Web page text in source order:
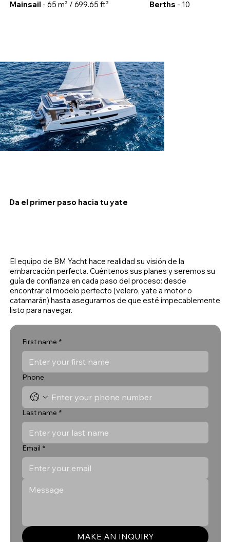
Mainsail - 65 m² / 699.65 ft² Berths - 10
First name *
Phone
Last name *
Email *
MAKE AN INQUIRY
Da el primer paso hacia tu yate
El equipo de BM Yacht hace realidad su visión de la
embarcación perfecta. Cuéntenos sus planes y seremos su
guía de confianza en cada paso del proceso: desde
encontrar el modelo perfecto (velero, yate a motor o
catamarán) hasta asegurarnos de que esté impecablemente
listo para navegar.